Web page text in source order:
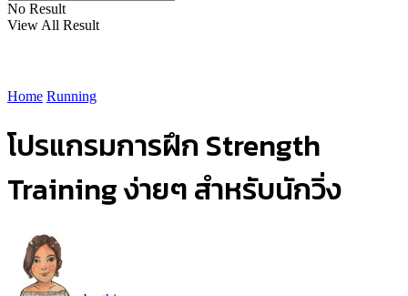
No Result
View All Result
Home Running
โปรแกรมการฝึก Strength
Training ง่ายๆ สำหรับนักวิ่ง